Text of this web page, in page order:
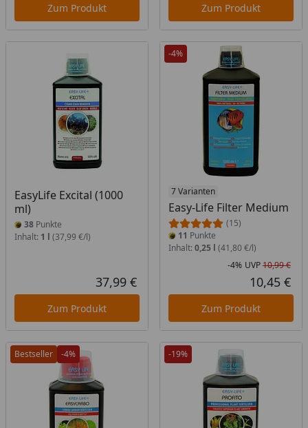
Zum Produkt Zum Produkt
EasyLife Excital (1000
ml)
38 Punkte
Inhalt: 1 l (37,99 €/l)
Aktueller Preis
37,99 €
Zum Produkt
-4%
7 Varianten
Easy-Life Filter Medium
(15)
11 Punkte
Inhalt: 0,25 l (41,80 €/l)
-4% UVP10,99 €
10,45 €
Zum Produkt
Bestseller -4% -19%